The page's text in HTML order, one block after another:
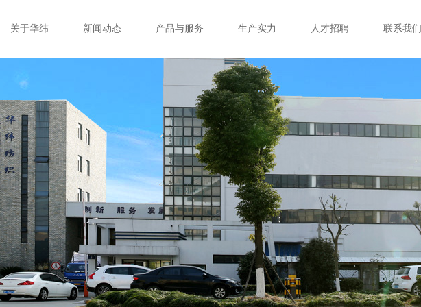
关于华纬 新闻动态 产品与服务 生产实力 人才招聘 联系我们